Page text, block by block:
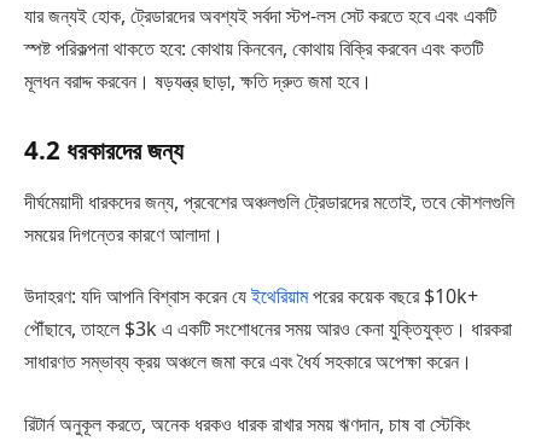
যার জন্যই হোক, ট্রেডারদের অবশ্যই সর্বদা স্টপ-লস সেট করতে হবে এবং একটি
স্পষ্ট পরিকল্পনা থাকতে হবে: কোথায় কিনবেন, কোথায় বিক্রি করবেন এবং কতটি
মূলধন বরাদ্দ করবেন। ষড়যন্ত্র ছাড়া, ক্ষতি দ্রুত জমা হবে।
4.2 ধরকারদের জন্য
দীর্ঘমেয়াদী ধারকদের জন্য, প্রবেশের অঞ্চলগুলি ট্রেডারদের মতোই, তবে কৌশলগুলি
সময়ের দিগন্তের কারণে আলাদা।
উদাহরণ: যদি আপনি বিশ্বাস করেন যেইথেরিয়ামপরের কয়েক বছরে $10k+
পৌঁছাবে, তাহলে $3k এ একটি সংশোধনের সময় আরও কেনা যুক্তিযুক্ত। ধারকরা
সাধারণত সম্ভাব্য ক্রয় অঞ্চলে জমা করে এবং ধৈর্য সহকারে অপেক্ষা করেন।
রিটার্ন অনুকূল করতে, অনেক ধরকও ধারক রাখার সময় ঋণদান, চাষ বা স্টেকিং